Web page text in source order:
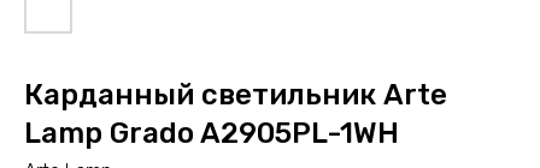
Карданный светильник Arte
Lamp Grado A2905PL-1WH